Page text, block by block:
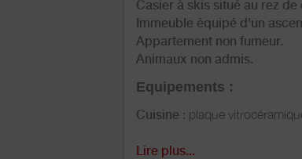
Casier à skis situé au rez
Immeuble équipé d'un
Appartement non fumeur.
Animaux non admis.
Equipements :
Cuisine : plaque
Séjour: 1 lit simple 80 cm + 1
Lire plus...